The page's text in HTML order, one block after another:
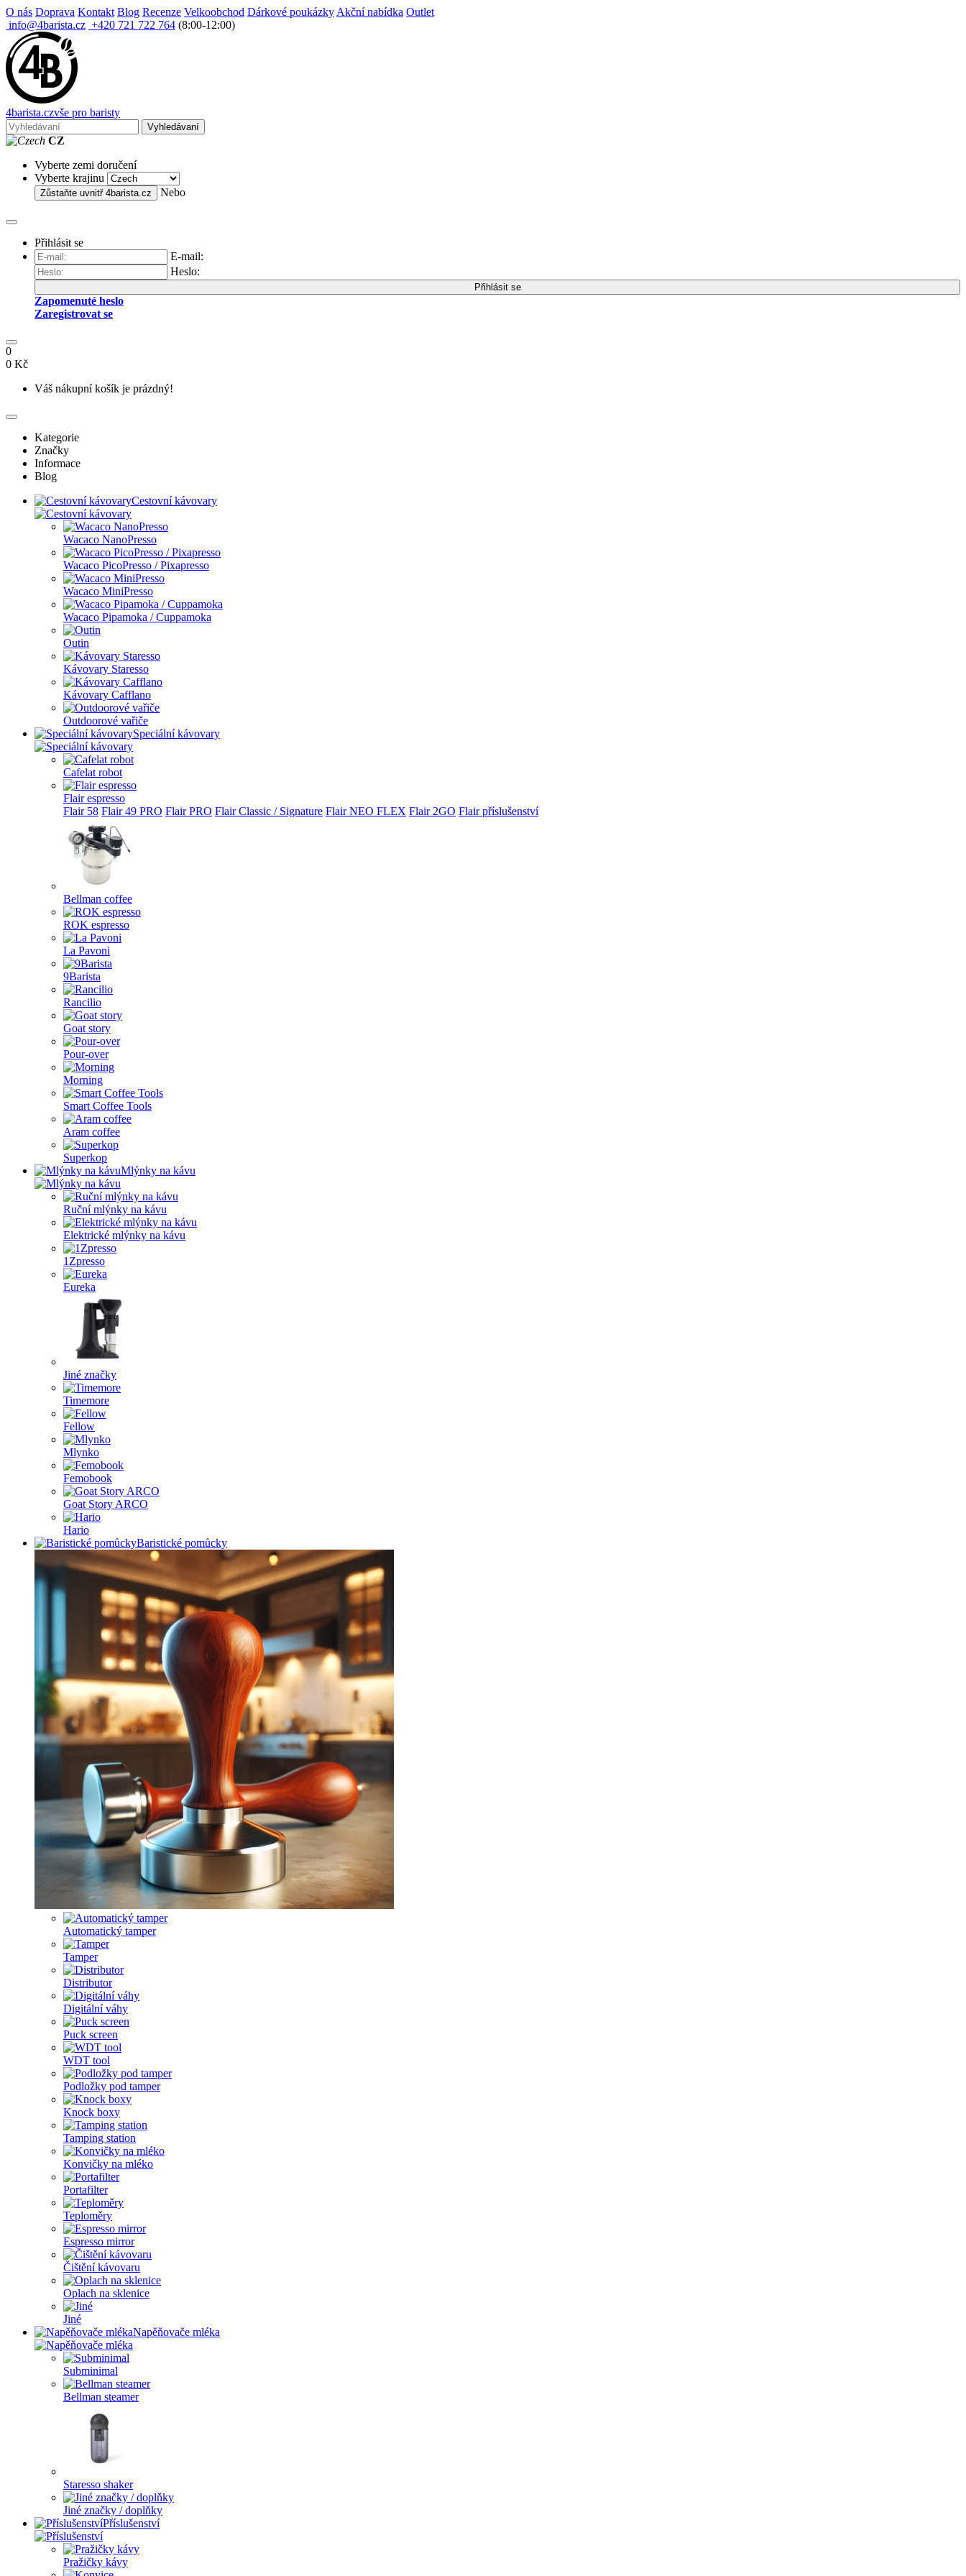
O nás Doprava Kontakt Blog Recenze Velkoobchod Dárkové poukázky Akční nabídka Outlet
info@4barista.cz +420 721 722 764 (8:00-12:00)
4barista.czvše pro baristy
Vyhledávaní
CZ
Vyberte zemi doručení
Vyberte krajinu
Zůstaňte uvnitř 4barista.cz Nebo
Přihlásit se
E-mail:
Heslo:
Přihlásit se
Zapomenuté heslo
Zaregistrovat se
0
0 Kč
Váš nákupní košík je prázdný!
Kategorie
Značky
Informace
Blog
Cestovní kávovary
Wacaco NanoPresso
Wacaco PicoPresso / Pixapresso
Wacaco MiniPresso
Wacaco Pipamoka / Cuppamoka
Outin
Kávovary Staresso
Kávovary Cafflano
Outdoorové vařiče
Speciální kávovary
Cafelat robot
Flair espresso
Flair 58 Flair 49 PRO Flair PRO Flair Classic / Signature Flair NEO FLEX Flair 2GO Flair příslušenství
Bellman coffee
ROK espresso
La Pavoni
9Barista
Rancilio
Goat story
Pour-over
Morning
Smart Coffee Tools
Aram coffee
Superkop
Mlýnky na kávu
Ruční mlýnky na kávu
Elektrické mlýnky na kávu
1Zpresso
Eureka
Jiné značky
Timemore
Fellow
Mlynko
Femobook
Goat Story ARCO
Hario
Baristické pomůcky
Automatický tamper
Tamper
Distributor
Digitální váhy
Puck screen
WDT tool
Podložky pod tamper
Knock boxy
Tamping station
Konvičky na mléko
Portafilter
Teploměry
Espresso mirror
Čištění kávovaru
Oplach na sklenice
Jiné
Napěňovače mléka
Subminimal
Bellman steamer
Staresso shaker
Jiné značky / doplňky
Příslušenství
Pražičky kávy